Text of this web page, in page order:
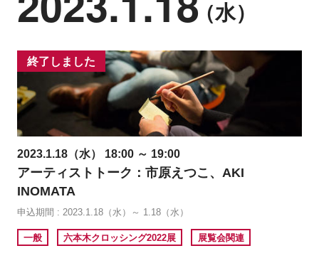
（水）
終了しました
2023.1.18（水） 18:00 ～ 19:00
アーティストトーク：市原えつこ、AKI
INOMATA
申込期間 : 2023.1.18（水）～ 1.18（水）
一般 六本木クロッシング2022展 展覧会関連